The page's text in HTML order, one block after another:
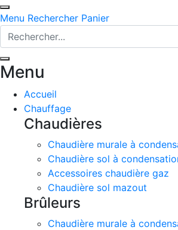
Menu Rechercher Panier
Menu
Accueil
Chauffage
Chaudières
Chaudière murale à
Chaudière sol à
Accessoires chaudière gaz
Chaudière sol mazout
Brûleurs
Chaudière murale à